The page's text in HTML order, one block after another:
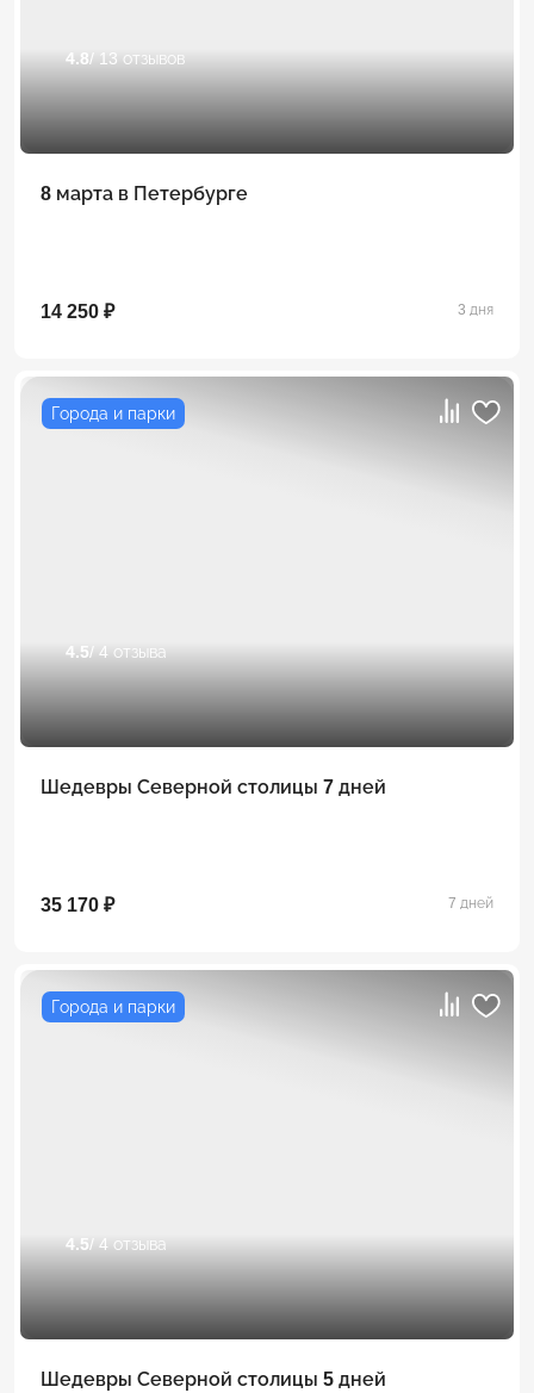
4.8/ 13 отзывов
8 марта в Петербурге
14 250 ₽ 3 дня
Города и парки
4.5/ 4 отзыва
Шедевры Северной столицы 7 дней
35 170 ₽ 7 дней
Города и парки
4.5/ 4 отзыва
Шедевры Северной столицы 5 дней